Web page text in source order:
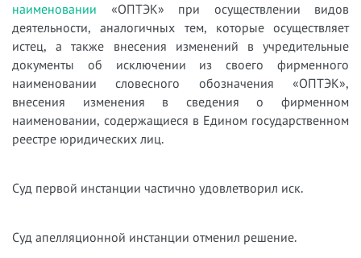
наименовании «ОПТЭК» при осуществлении видов
деятельности, аналогичных тем, которые осуществляет
истец, а также внесения изменений в учредительные
документы об исключении из своего фирменного
наименовании словесного обозначения «ОПТЭК»,
внесения изменения в сведения о фирменном
наименовании, содержащиеся в Едином государственном
реестре юридических лиц.
Суд первой инстанции частично удовлетворил иск.
Суд апелляционной инстанции отменил решение.